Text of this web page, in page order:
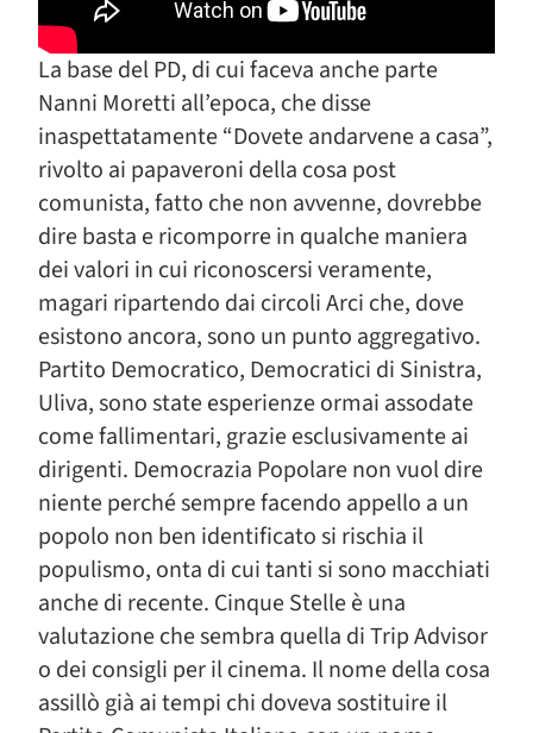
La base del PD, di cui faceva anche parte
Nanni Moretti all’epoca, che disse
inaspettatamente “Dovete andarvene a casa”,
rivolto ai papaveroni della cosa post
comunista, fatto che non avvenne, dovrebbe
dire basta e ricomporre in qualche maniera
dei valori in cui riconoscersi veramente,
magari ripartendo dai circoli Arci che, dove
esistono ancora, sono un punto aggregativo.
Partito Democratico, Democratici di Sinistra,
Uliva, sono state esperienze ormai assodate
come fallimentari, grazie esclusivamente ai
dirigenti. Democrazia Popolare non vuol dire
niente perché sempre facendo appello a un
popolo non ben identificato si rischia il
populismo, onta di cui tanti si sono macchiati
anche di recente. Cinque Stelle è una
valutazione che sembra quella di Trip Advisor
o dei consigli per il cinema. Il nome della cosa
assillò già ai tempi chi doveva sostituire il